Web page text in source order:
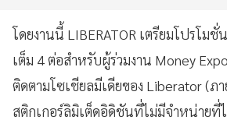
โดยงานนี้ LIBERATOR เตรียมโปรโม
เต็ม 4 ต่อสำหรับผู้ร่วมงาน Money
ติดตามโซเชียลมีเดียของ Liberator (ภ
สติกเกอร์ลิมิเต็ดอิดิชันที่ไม่มีจำหน่ายที่